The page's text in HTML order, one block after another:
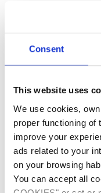
Consent
This website uses
We use cookies,
proper functioning of
improve your
ads related to your
on your browsing
You can accept all
und überzeugt mit
verfügbaren
PERFEKT
dieZ400 iQzu
voller Leistung für
die Wärmepumpe
besonders leise
Der vertikale
platzsparende